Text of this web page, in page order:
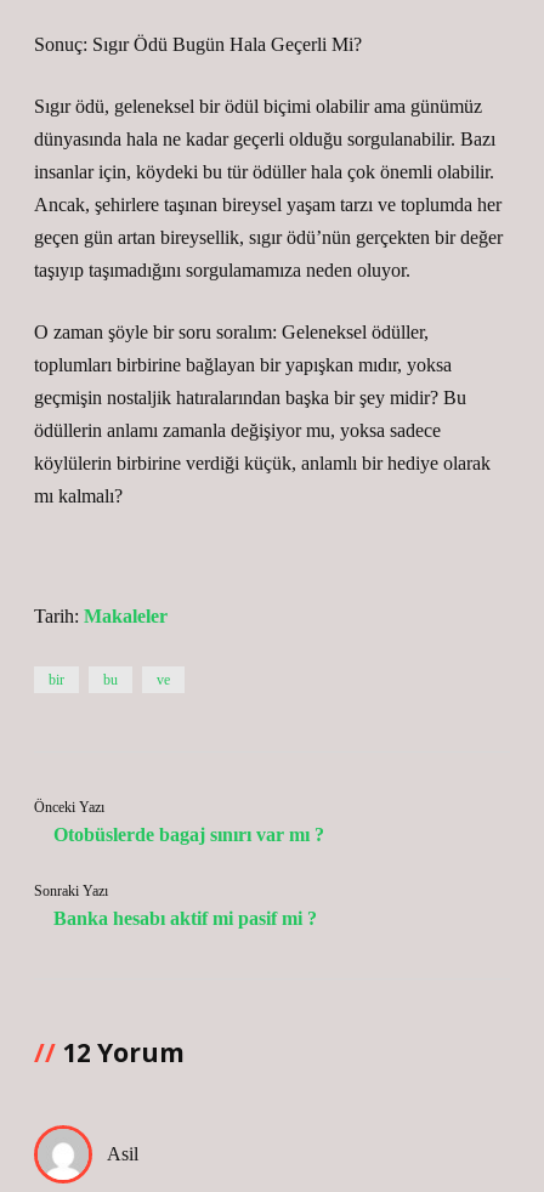
Sonuç: Sıgır Ödü Bugün Hala Geçerli Mi?
Sıgır ödü, geleneksel bir ödül biçimi olabilir ama günümüz
dünyasında hala ne kadar geçerli olduğu sorgulanabilir. Bazı
insanlar için, köydeki bu tür ödüller hala çok önemli olabilir.
Ancak, şehirlere taşınan bireysel yaşam tarzı ve toplumda her
geçen gün artan bireysellik, sıgır ödü’nün gerçekten bir değer
taşıyıp taşımadığını sorgulamamıza neden oluyor.
O zaman şöyle bir soru soralım: Geleneksel ödüller,
toplumları birbirine bağlayan bir yapışkan mıdır, yoksa
geçmişin nostaljik hatıralarından başka bir şey midir? Bu
ödüllerin anlamı zamanla değişiyor mu, yoksa sadece
köylülerin birbirine verdiği küçük, anlamlı bir hediye olarak
mı kalmalı?
Tarih: Makaleler
bir bu ve
Önceki Yazı
Otobüslerde bagaj sınırı var mı ?
Sonraki Yazı
Banka hesabı aktif mi pasif mi ?
12 Yorum
Asil